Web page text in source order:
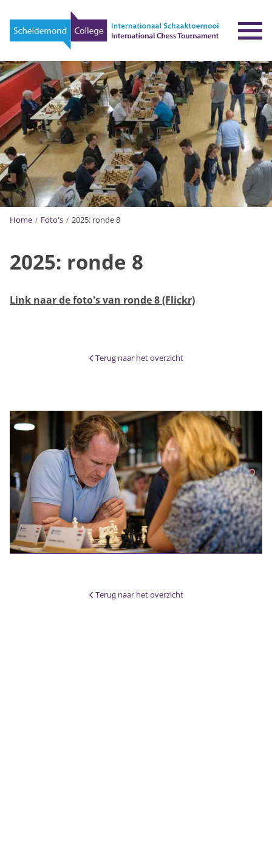
Home Foto's 2025: ronde 8
2025: ronde 8
Link naar de foto's van ronde 8 (Flickr)
Terug naar het overzicht
Terug naar het overzicht